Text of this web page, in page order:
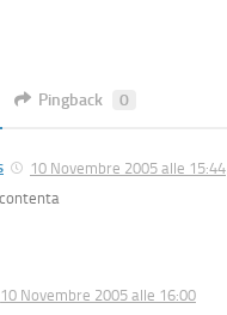
Pingback 0
10 Novembre 2005 alle 15:44
10 Novembre 2005 alle 16:00